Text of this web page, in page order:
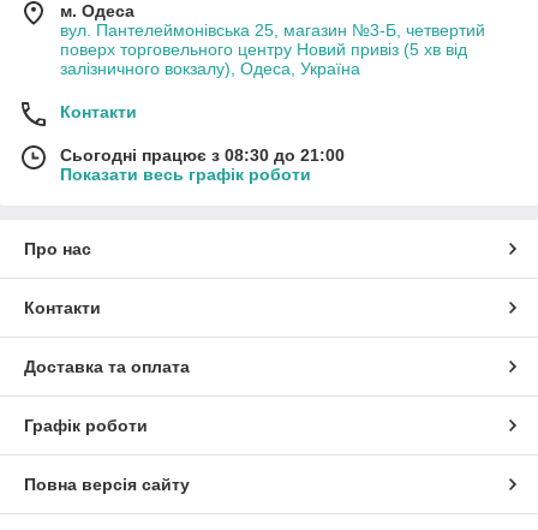
м. Одеса
вул. Пантелеймонівська 25, магазин №3-Б, четвертий
поверх торговельного центру Новий привіз (5 хв від
залізничного вокзалу), Одеса, Україна
Контакти
Сьогодні працює з 08:30 до 21:00
Показати весь графік роботи
Про нас
Контакти
Доставка та оплата
Графік роботи
Повна версія сайту